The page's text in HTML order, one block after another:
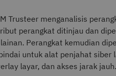
Trusteer menganalisis
perangkat ditinjau dan
Perangkat kemudian
untuk alat penjahat siber
layar, dan akses jarak jauh.